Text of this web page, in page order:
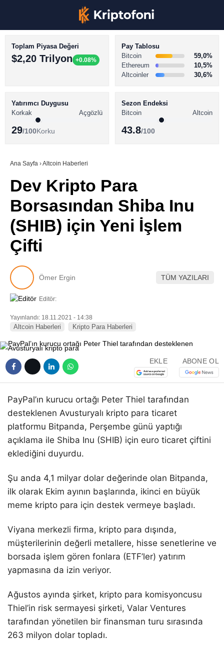
TikTok
Pinterest
BİTCOİN HABERLERİ
ALTCOİN HABERLERİ
SÖZLÜK
Toplam Piyasa Değeri
$2,20 Trilyon +0.08%
Pay Tablosu
Bitcoin
59,0%
Ethereum
10,5%
Altcoinler
30,6%
Yatırımcı Duygusu
Korkak
Açgözlü
29/100Korku
Sezon Endeksi
Bitcoin
Altcoin
43.8/100
Ana Sayfa ›Altcoin Haberleri
Dev Kripto Para
Borsasından Shiba Inu
(SHIB) için Yeni İşlem
Çifti
Ömer Ergin TÜM YAZILARI
Editör:
Yayınlandı: 18.11.2021 - 14:38
Altcoin Haberleri Kripto Para Haberleri
EKLE ABONE OL
PayPal’ın kurucu ortağı Peter Thiel tarafından
desteklenen Avusturyalı kripto para ticaret
platformu Bitpanda, Perşembe günü yaptığı
açıklama ile Shiba Inu (SHIB) için euro ticaret çiftini
eklediğini duyurdu.
Şu anda 4,1 milyar dolar değerinde olan Bitpanda,
ilk olarak Ekim ayının başlarında, ikinci en büyük
meme kripto para için destek vermeye başladı.
Viyana merkezli firma, kripto para dışında,
müşterilerinin değerli metallere, hisse senetlerine ve
borsada işlem gören fonlara (ETF’ler) yatırım
yapmasına da izin veriyor.
Ağustos ayında şirket, kripto para komisyoncusu
Thiel’in risk sermayesi şirketi, Valar Ventures
tarafından yönetilen bir finansman turu sırasında
263 milyon dolar topladı.